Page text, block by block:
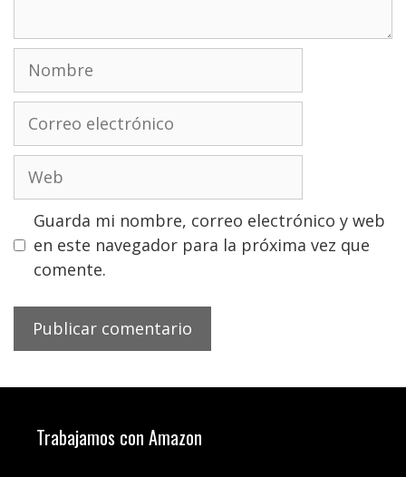
Nombre
electrónico
Guarda mi nombre, correo electrónico y web
en este navegador para la próxima vez que
comente.
Trabajamos con Amazon